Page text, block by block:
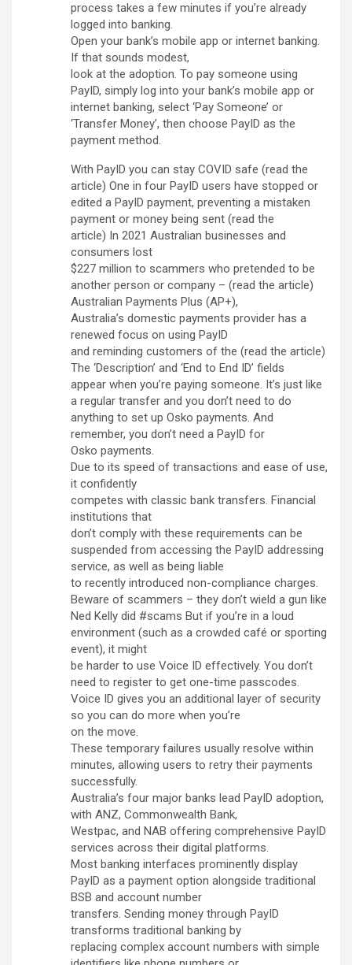
process takes a few minutes if you’re already
logged into banking.
Open your bank’s mobile app or internet banking.
If that sounds modest,
look at the adoption. To pay someone using
PayID, simply log into your bank’s mobile app or
internet banking, select ‘Pay Someone’ or
‘Transfer Money’, then choose PayID as the
payment method.
With PayID you can stay COVID safe (read the
article) One in four PayID users have stopped or
edited a PayID payment, preventing a mistaken
payment or money being sent (read the
article) In 2021 Australian businesses and
consumers lost
$227 million to scammers who pretended to be
another person or company – (read the article)
Australian Payments Plus (AP+),
Australia’s domestic payments provider has a
renewed focus on using PayID
and reminding customers of the (read the article)
The ‘Description’ and ‘End to End ID’ fields
appear when you’re paying someone. It’s just like
a regular transfer and you don’t need to do
anything to set up Osko payments. And
remember, you don’t need a PayID for
Osko payments.
Due to its speed of transactions and ease of use,
it confidently
competes with classic bank transfers. Financial
institutions that
don’t comply with these requirements can be
suspended from accessing the PayID addressing
service, as well as being liable
to recently introduced non-compliance charges.
Beware of scammers – they don’t wield a gun like
Ned Kelly did #scams But if you’re in a loud
environment (such as a crowded café or sporting
event), it might
be harder to use Voice ID effectively. You don’t
need to register to get one-time passcodes.
Voice ID gives you an additional layer of security
so you can do more when you’re
on the move.
These temporary failures usually resolve within
minutes, allowing users to retry their payments
successfully.
Australia’s four major banks lead PayID adoption,
with ANZ, Commonwealth Bank,
Westpac, and NAB offering comprehensive PayID
services across their digital platforms.
Most banking interfaces prominently display
PayID as a payment option alongside traditional
BSB and account number
transfers. Sending money through PayID
transforms traditional banking by
replacing complex account numbers with simple